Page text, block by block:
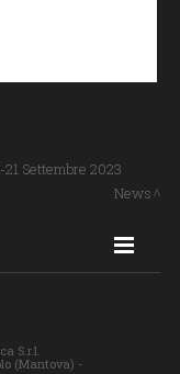
Settembre 2023
News
S.r.l.
(Mantova) -